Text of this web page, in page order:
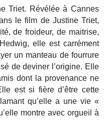
Triet. Révélée à Cannes
le film de Justine Triet,
de froideur, de maitrise,
elle est carrément
un manteau de fourrure
de deviner l’origine. Elle
dont la provenance ne
est si fière d’être cette
qu’elle a une vie «
montre avec orgueil à